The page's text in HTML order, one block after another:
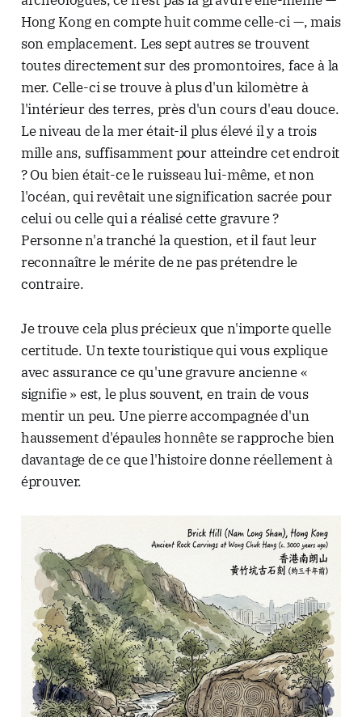
Hong Kong en compte huit comme celle-ci —, mais
son emplacement. Les sept autres se trouvent
toutes directement sur des promontoires, face à la
mer. Celle-ci se trouve à plus d'un kilomètre à
l'intérieur des terres, près d'un cours d'eau douce.
Le niveau de la mer était-il plus élevé il y a trois
mille ans, suffisamment pour atteindre cet endroit
? Ou bien était-ce le ruisseau lui-même, et non
l'océan, qui revêtait une signification sacrée pour
celui ou celle qui a réalisé cette gravure ?
Personne n'a tranché la question, et il faut leur
reconnaître le mérite de ne pas prétendre le
contraire.
Je trouve cela plus précieux que n'importe quelle
certitude. Un texte touristique qui vous explique
avec assurance ce qu'une gravure ancienne «
signifie » est, le plus souvent, en train de vous
mentir un peu. Une pierre accompagnée d'un
haussement d'épaules honnête se rapproche bien
davantage de ce que l'histoire donne réellement à
éprouver.